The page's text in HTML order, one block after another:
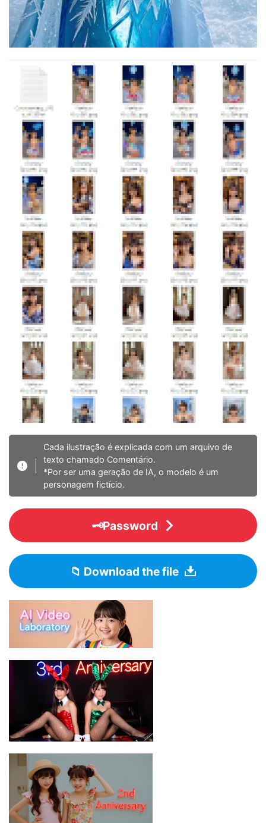
Cada ilustração é explicada com um arquivo de
texto chamado Comentário.
*Por ser uma geração de IA, o modelo é um
personagem fictício.
🗝️Password
📁 Download the file